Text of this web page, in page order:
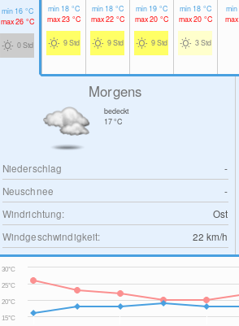
min 16 °C
max26 °C
0 Std
min 18 °C
max23 °C
9 Std
min 18 °C
max22 °C
9 Std
min 19 °C
max20 °C
9 Std
min 18 °C
max20 °C
3 Std
min
max
Morgens
bedeckt
17°C
Niederschlag
-
Neuschnee
-
Windrichtung:
Ost
Windgeschwindigkeit:
22 km/h
15°C
20°C
25°C
30°C